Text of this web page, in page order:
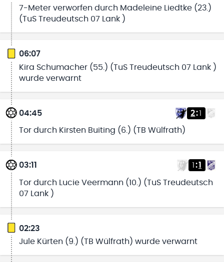
7-Meter verworfen durch Madeleine Liedtke (23.)
(TuS Treudeutsch 07 Lank )
06:07
Kira Schumacher (55.) (TuS Treudeutsch 07 Lank )
wurde verwarnt
04:45 2:1
Tor durch Kirsten Buiting (6.) (TB Wülfrath)
03:11 1 :1
Tor durch Lucie Veermann (10.) (TuS Treudeutsch
07 Lank )
02:23
Jule Kürten (9.) (TB Wülfrath) wurde verwarnt